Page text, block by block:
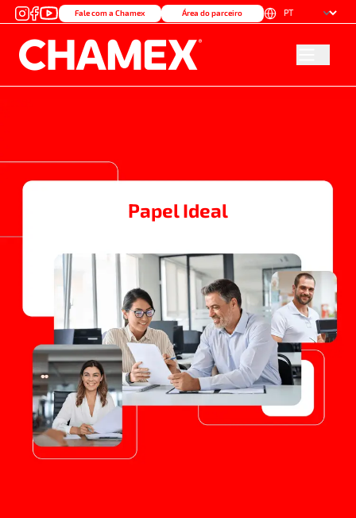
Fale com a Chamex Área do parceiro
Papel Ideal